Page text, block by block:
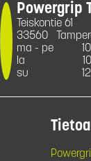
Powergrip
Teiskontie 61
33560
ma - pe
la
su